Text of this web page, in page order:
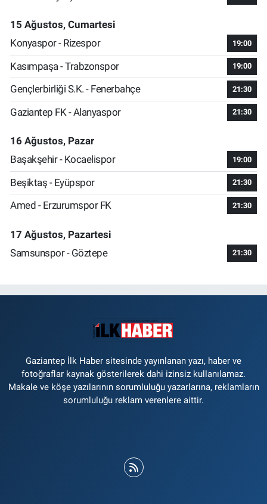
15 Ağustos, Cumartesi
Konyaspor - Rizespor
19:00
Kasımpaşa - Trabzonspor 19:00
Gençlerbirliği S.K. - Fenerbahçe 21:30
Gaziantep FK - Alanyaspor 21:30
16 Ağustos, Pazar
Başakşehir - Kocaelispor
19:00
Beşiktaş - Eyüpspor 21:30
Amed - Erzurumspor FK 21:30
17 Ağustos, Pazartesi
Samsunspor - Göztepe
21:30
Gaziantep İlk Haber sitesinde yayınlanan yazı, haber ve
fotoğraflar kaynak gösterilerek dahi izinsiz kullanılamaz.
Makale ve köşe yazılarının sorumluluğu yazarlarına, reklamların
sorumluluğu reklam verenlere aittir.